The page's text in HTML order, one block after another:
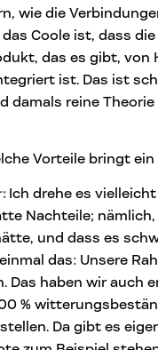
wie die
Coole ist, dass
das es gibt, von
ist. Das ist
damals reine
Vorteile bringt
Ich drehe es
Nachteile;
und dass es
das: Unsere
Das haben wir auch
%
Da gibt es